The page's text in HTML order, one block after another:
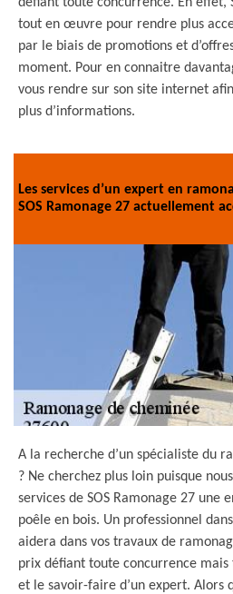
tout en œuvre pour rendre plus
par le biais de promotions et
moment. Pour en connaitre
vous rendre sur son site internet
plus d’informations.
Les services d’un expert en
SOS Ramonage 27 actuellement
A la recherche d’un spécialiste du
? Ne cherchez plus loin puisque
services de SOS Ramonage 27 une
poêle en bois. Un professionnel
aidera dans vos travaux de
prix défiant toute concurrence
et le savoir-faire d’un expert. Alors